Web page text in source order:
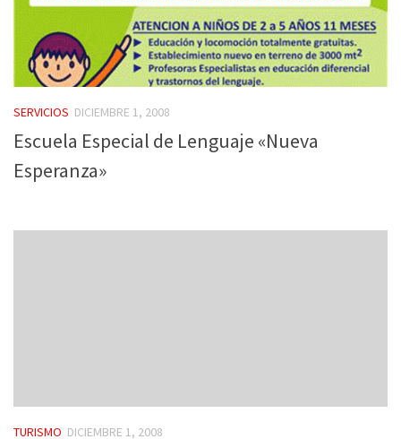
SERVICIOS DICIEMBRE 1, 2008
Escuela Especial de Lenguaje «Nueva
Esperanza»
TURISMO DICIEMBRE 1, 2008